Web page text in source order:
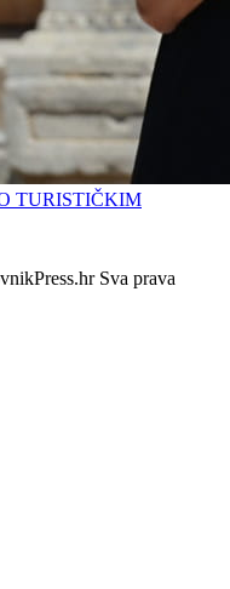
TURISTIČKIM
Sva prava